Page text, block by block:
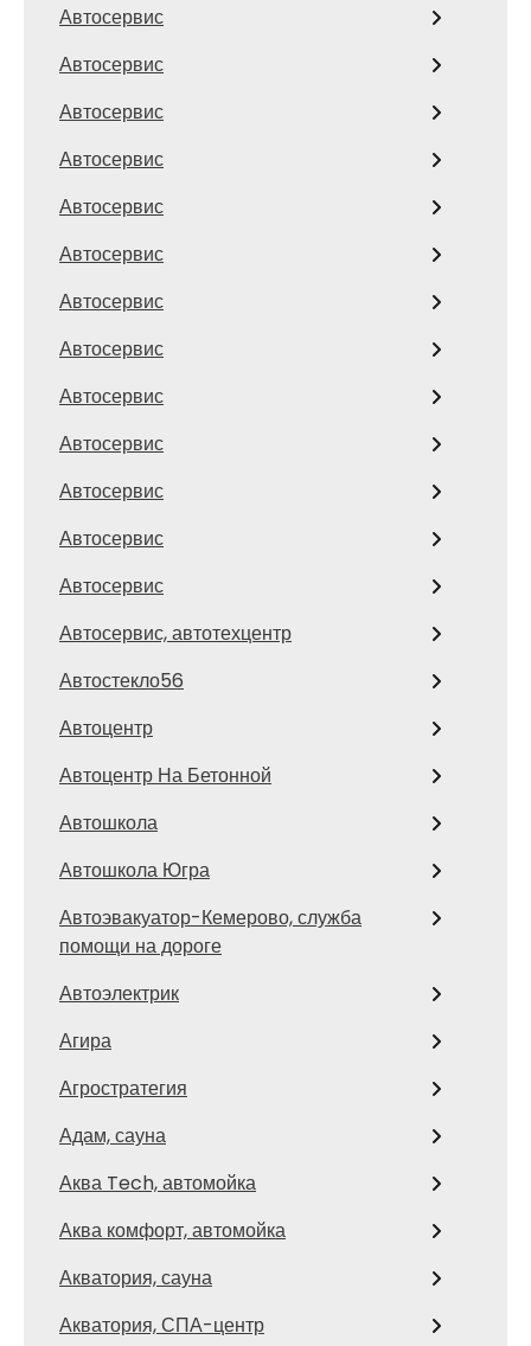
Автосервис
Автосервис
Автосервис
Автосервис
Автосервис
Автосервис
Автосервис
Автосервис
Автосервис
Автосервис
Автосервис
Автосервис
Автосервис
Автосервис, автотехцентр
Автостекло56
Автоцентр
Автоцентр На Бетонной
Автошкола
Автошкола Югра
Автоэвакуатор-Кемерово, служба
помощи на дороге
Автоэлектрик
Агира
Агростратегия
Адам, сауна
Аква Tech, автомойка
Аква комфорт, автомойка
Акватория, сауна
Акватория, СПА-центр